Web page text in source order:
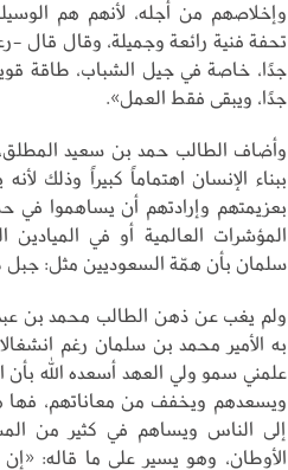
وإخلاصهم من أجله، لأنهم هم
تحفة فنية رائعة وجميلة، وقال قال -
جدًا، خاصة في جيل الشباب، طاقة
جدًا، ويبقى فقط العمل».
وأضاف الطالب حمد بن سعيد المطلق،
ببناء الإنسان اهتماماً كبيراً وذلك
بعزيمتهم وإرادتهم أن يساهموا
المؤشرات العالمية أو في
سلمان بأن همّة السعوديين مثل: جبل
ولم يغب عن ذهن الطالب محمد بن
به الأمير محمد بن سلمان رغم
علمني سمو ولي العهد أسعده الله بأن
ويسعدهم ويخفف من معاناتهم، فها
إلى الناس ويساهم في كثير من
الأوطان، وهو يسير على ما قاله: